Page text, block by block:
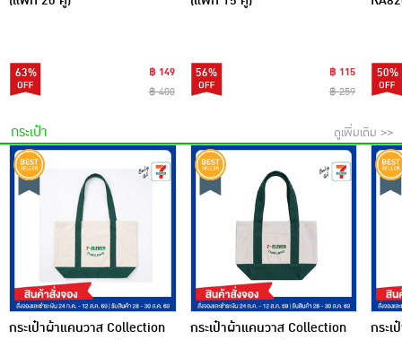
63%
฿ 149
฿ 400
56%
฿ 115
฿ 259
50%
กระเป๋า ดูเพิ่มเติม >>
กระเป๋าผ้าแคนวาส Collection
กระเป๋าผ้าแคนวาส Collection
กระ